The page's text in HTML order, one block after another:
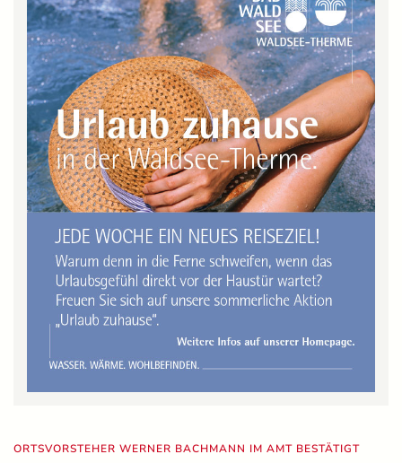
ORTSVORSTEHER WERNER BACHMANN IM AMT BESTÄTIGT